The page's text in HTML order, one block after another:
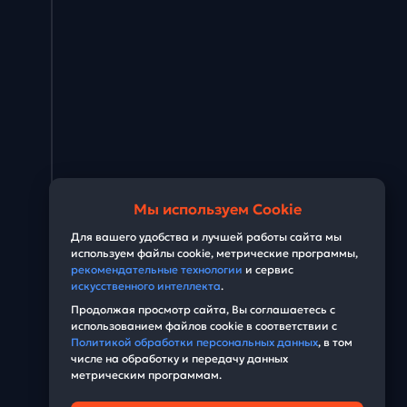
Мы используем Cookie
Для вашего удобства и лучшей работы сайта мы
используем файлы cookie, метрические программы,
рекомендательные технологии и сервис
искусственного интеллекта.
Продолжая просмотр сайта, Вы соглашаетесь с
использованием файлов cookie в соответствии с
Политикой обработки персональных данных, в том
числе на обработку и передачу данных
метрическим программам.